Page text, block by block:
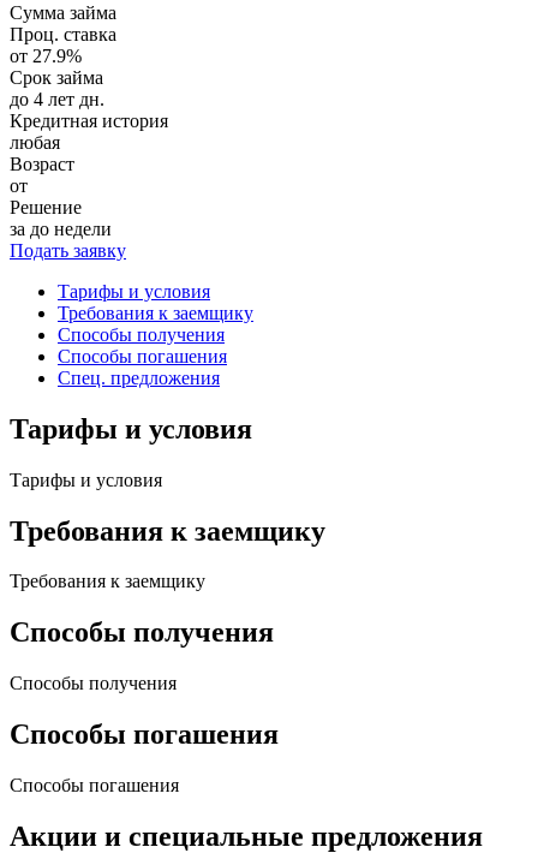
Сумма займа
Проц. ставка
от 27.9%
Срок займа
до 4 лет дн.
Кредитная история
любая
Возраст
от
Решение
за до недели
Подать заявку
Тарифы и условия
Требования к заемщику
Способы получения
Способы погашения
Спец. предложения
Тарифы и условия
Тарифы и условия
Требования к заемщику
Требования к заемщику
Способы получения
Способы получения
Способы погашения
Способы погашения
Акции и специальные предложения